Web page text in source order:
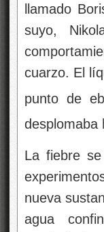
llamado
suyo,
cuarzo. El
punto de
desplomaba
La fiebre
nueva
agua